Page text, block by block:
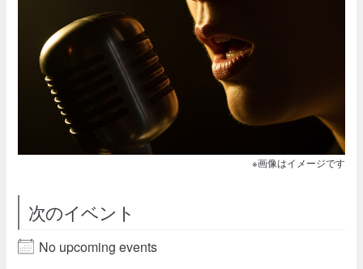
※画像はイメージです
次のイベント
No upcoming events